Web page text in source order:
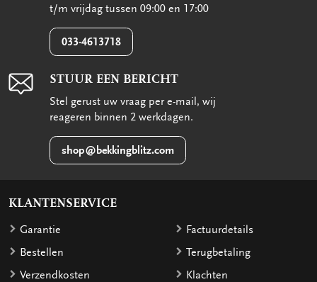
t/m vrijdag tussen 09:00 en 17:00
033-4613718
STUUR EEN BERICHT
Stel gerust uw vraag per e-mail, wij
reageren binnen 2 werkdagen.
shop@bekkingblitz.com
KLANTENSERVICE
Garantie
Bestellen
Verzendkosten
Factuurdetails
Terugbetaling
Klachten